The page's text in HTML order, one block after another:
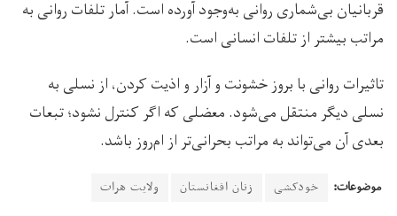
قربانیان بی‌شماری روانی به‌وجود آورده است. آمار تلفات روانی به
مراتب بیشتر از تلفات انسانی است.
تاثیرات روانی با بروز خشونت و آزار و اذیت کردن، از نسلی به
نسلی دیگر منتقل می‌شود. معضلی که اگر کنترل نشود؛ تبعات
بعدی آن می‌تواند به مراتب بحرانی‌تر از ام‌روز باشد.
موضوعات: خودکشی زنان افغانستان ولایت هرات